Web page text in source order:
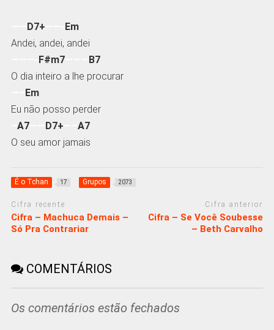
D7+
Em
Andei, andei, andei
F#m7——— B7
O dia inteiro a lhe procurar
Em
Eu não posso perder
A7—— D7+
A7
O seu amor jamais
É o Tchan 17 Grupos 2073
Cifra recente
Cifra – Machuca Demais –
Só Pra Contrariar
Cifra anterior
Cifra – Se Você Soubesse
– Beth Carvalho
COMENTÁRIOS
Os comentários estão fechados